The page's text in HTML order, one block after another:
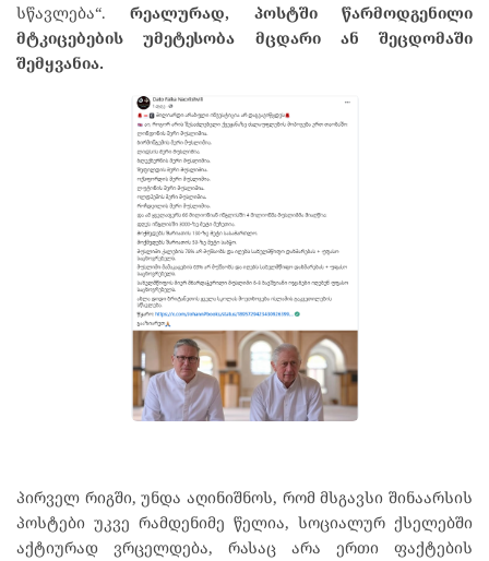
სწავლება“.რეალურად, პოსტში წარმოდგენილი
მტკიცებების უმეტესობა მცდარი ან შეცდომაში
შემყვანია.
პირველ რიგში, უნდა აღინიშნოს, რომ მსგავსი შინაარსის
პოსტები უკვე რამდენიმე წელია, სოციალურ ქსელებში
აქტიურად ვრცელდება, რასაც არა ერთი ფაქტების